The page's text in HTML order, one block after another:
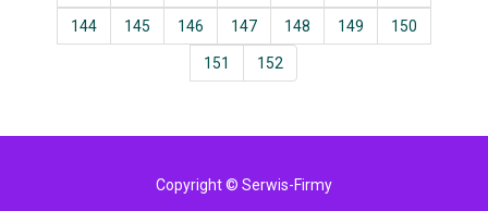
144 145 146 147 148 149 150
151 152
Copyright © Serwis-Firmy